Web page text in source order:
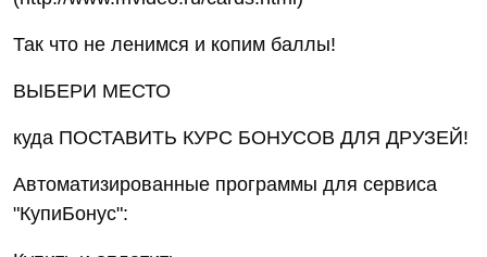
Так что не ленимся и копим баллы!
ВЫБЕРИ МЕСТО
куда ПОСТАВИТЬ КУРС БОНУСОВ ДЛЯ ДРУЗЕЙ!
Автоматизированные программы для сервиса
"КупиБонус":